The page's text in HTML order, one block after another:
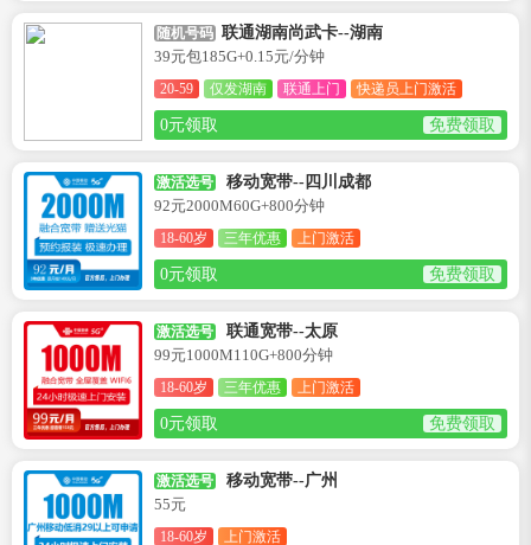
随机号码 联通湖南尚武卡--湖南
39元包185G+0.15元/分钟
20-59 仅发湖南 联通上门 快递员上门激活
0元领取 免费领取
激活选号
移动宽带--四川成都
92元2000M60G+800分钟
18-60岁 三年优惠 上门激活
0元领取 免费领取
激活选号
联通宽带--太原
99元1000M110G+800分钟
18-60岁 三年优惠 上门激活
0元领取 免费领取
激活选号
移动宽带--广州
55元
18-60岁 上门激活